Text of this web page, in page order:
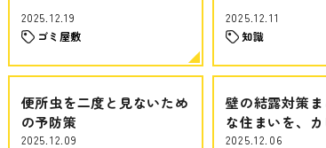
2025.12.19
ゴミ屋敷
2025.12.11
知識
便所虫を二度と見ないため
の予防策
2025.12.09
壁の結露対策
な住まいを、
2025.12.06